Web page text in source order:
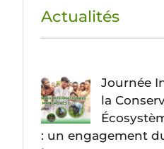
Actualités
Journée
la
: un engagement